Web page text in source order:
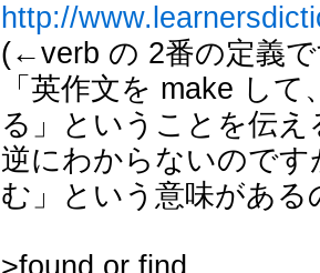
http://
(←verb の 2番の定義
「英作文を make し
る」ということを伝
逆にわからないので
む」という意味がある
>found or find